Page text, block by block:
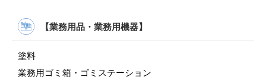
【業務用品・業務用機器】
塗料
業務用ゴミ箱・ゴミステーション